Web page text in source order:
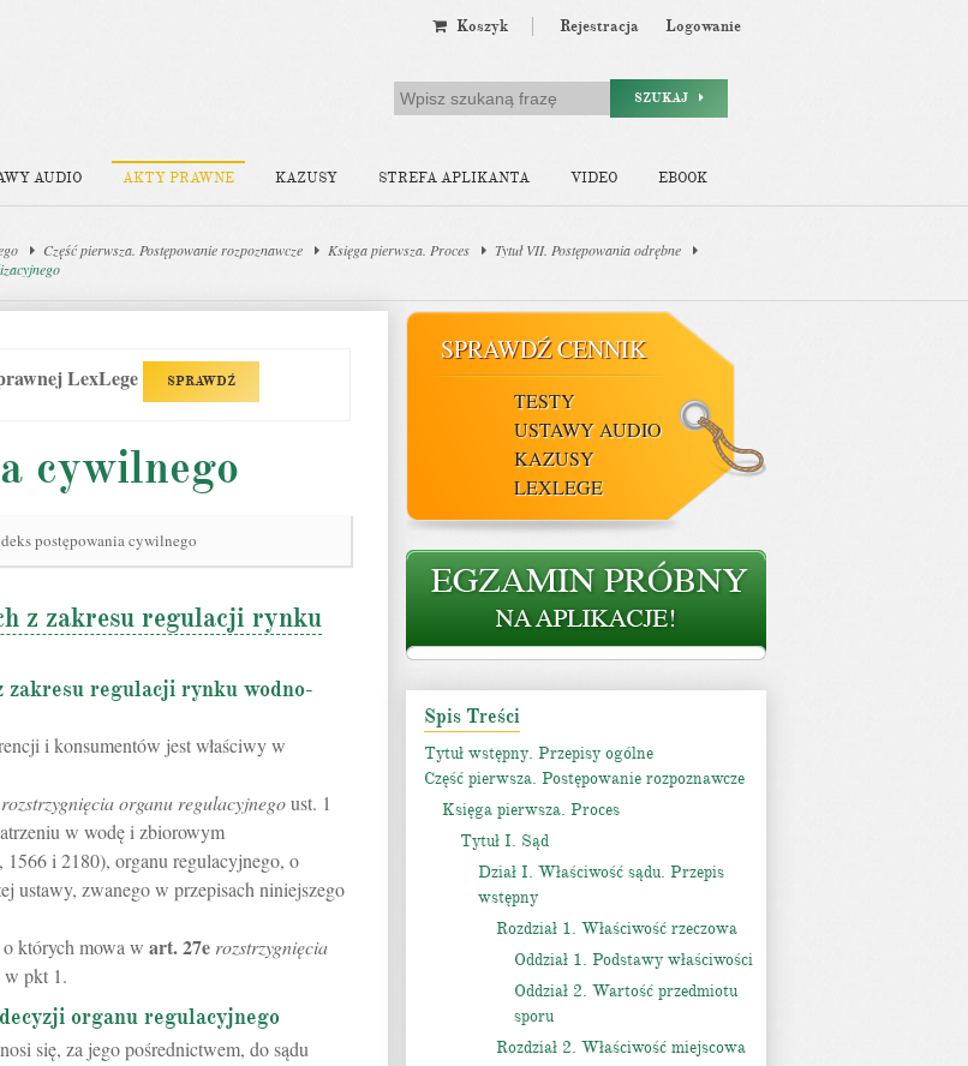
Koszyk Rejestracja Logowanie
SZUKAJ
AUDIO AKTY PRAWNE KAZUSY STREFA APLIKANTA VIDEO EBOOK
Część pierwsza. Postępowanie rozpoznawcze Księga pierwsza. Proces
Tytuł VII. Postępowania odrębne
LexLege SPRAWDŹ
cywilnego
postępowania cywilnego
z zakresu regulacji rynku
zakresu regulacji rynku wodno-
i konsumentów jest właściwy w
rozstrzygnięcia organu regulacyjnegoust. 1
w wodę i zbiorowym
i 2180), organu regulacyjnego, o
ustawy, zwanego w przepisach niniejszego
których mowa w art.27e rozstrzygnięcia
w pkt 1.
organu regulacyjnego
się, za jego pośrednictwem, do sądu
SPRAWDŹ CENNIK
TESTY
USTAWY AUDIO
KAZUSY
LEXLEGE
Spis Treści
Tytuł wstępny. Przepisy ogólne
Część pierwsza. Postępowanie rozpoznawcze
Księga pierwsza. Proces
Tytuł I. Sąd
Dział I. Właściwość sądu. Przepis
wstępny
Rozdział 1. Właściwość rzeczowa
Oddział 1. Podstawy właściwości
Oddział 2. Wartość przedmiotu
sporu
Rozdział 2. Właściwość miejscowa